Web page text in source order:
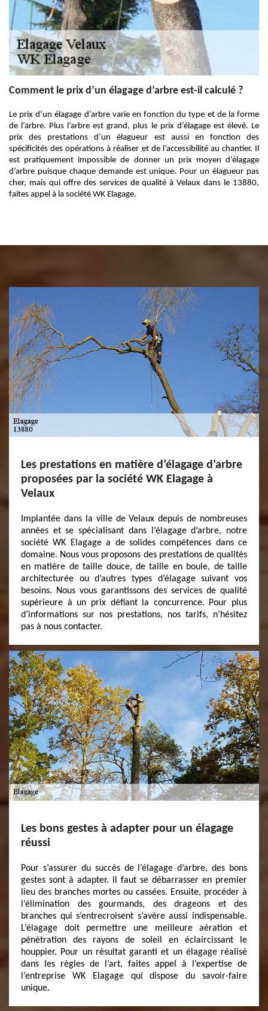
Comment le prix d’un élagage d’arbre est-il calculé ?
Le prix d’un élagage d’arbre varie en fonction du type et de la forme
de l’arbre. Plus l’arbre est grand, plus le prix d’élagage est élevé. Le
prix des prestations d’un élagueur est aussi en fonction des
spécificités des opérations à réaliser et de l’accessibilité au chantier. Il
est pratiquement impossible de donner un prix moyen d’élagage
d’arbre puisque chaque demande est unique. Pour un élagueur pas
cher, mais qui offre des services de qualité à Velaux dans le 13880,
faites appel à la société WK Elagage.
Les prestations en matière d’élagage d’arbre
proposées par la société WK Elagage à
Velaux
Implantée dans la ville de Velaux depuis de nombreuses
années et se spécialisant dans l’élagage d’arbre, notre
société WK Elagage a de solides compétences dans ce
domaine. Nous vous proposons des prestations de qualités
en matière de taille douce, de taille en boule, de taille
architecturée ou d’autres types d’élagage suivant vos
besoins. Nous vous garantissons des services de qualité
supérieure à un prix défiant la concurrence. Pour plus
d’informations sur nos prestations, nos tarifs, n’hésitez
pas à nous contacter.
Les bons gestes à adapter pour un élagage
réussi
Pour s’assurer du succès de l’élagage d’arbre, des bons
gestes sont à adapter. Il faut se débarrasser en premier
lieu des branches mortes ou cassées. Ensuite, procéder à
l’élimination des gourmands, des drageons et des
branches qui s’entrecroisent s’avère aussi indispensable.
L’élagage doit permettre une meilleure aération et
pénétration des rayons de soleil en éclaircissant le
houppier. Pour un résultat garanti et un élagage réalisé
dans les règles de l’art, faites appel à l’expertise de
l’entreprise WK Elagage qui dispose du savoir-faire
unique.